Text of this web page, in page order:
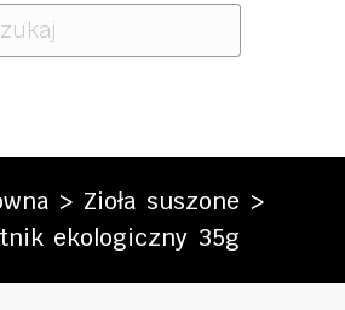
> Zioła suszone >
ekologiczny 35g